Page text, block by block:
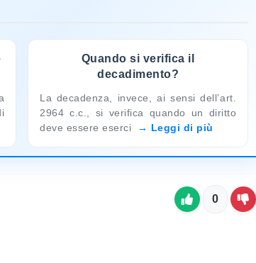
Quando si verifica il
decadimento?
La decadenza, invece, ai sensi dell’art.
2964 c.c., si verifica quando un diritto
deve essere eserci
Leggi di più
0